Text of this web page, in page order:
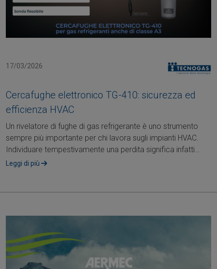
17/03/2026
Cercafughe elettronico TG-410: sicurezza ed
efficienza HVAC
Un rivelatore di fughe di gas refrigerante è uno strumento
sempre più importante per chi lavora sugli impianti HVAC.
Individuare tempestivamente una perdita significa infatti
garantire sicurezza,....
Leggi di più